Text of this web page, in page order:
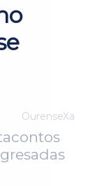
OurenseXa